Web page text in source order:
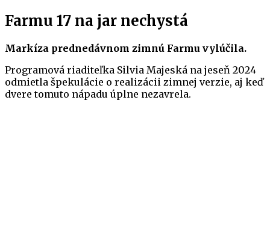
Farmu 17 na jar nechystá
Markíza prednedávnom zimnú Farmu vylúčila.
Programová riaditeľka Silvia Majeská na jeseň 2024
odmietla špekulácie o realizácii zimnej verzie, aj keď
dvere tomuto nápadu úplne nezavrela.